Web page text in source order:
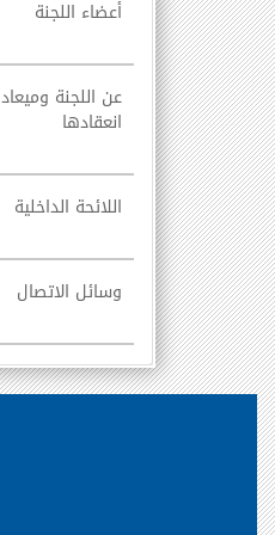
أعضاء اللجنة
عن اللجنة وميعاد
انعقادها
اللائحة الداخلية
وسائل الاتصال